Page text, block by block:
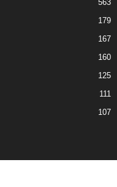
563
179
167
160
125
111
107